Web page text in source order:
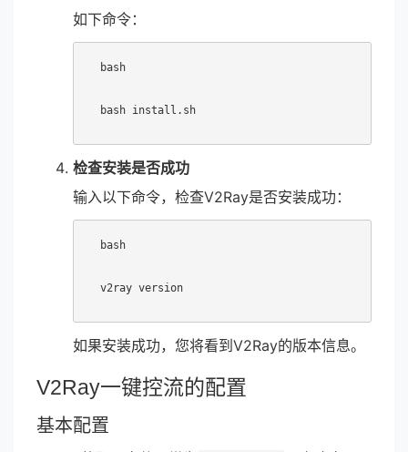
如下命令：
bash
bash install.sh
检查安装是否成功
输入以下命令，检查V2Ray是否安装成功：
bash
v2ray version
如果安装成功，您将看到V2Ray的版本信息。
V2Ray一键控流的配置
基本配置